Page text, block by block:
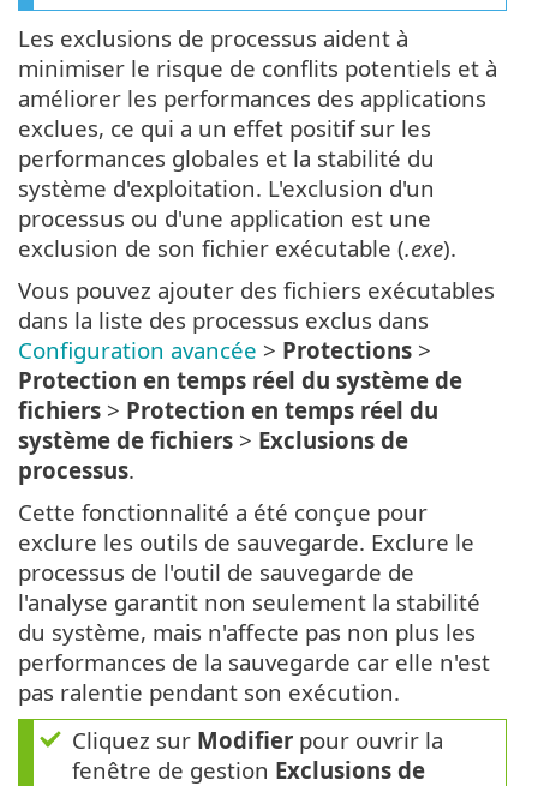
Les exclusions de processus aident à
minimiser le risque de conflits potentiels et à
améliorer les performances des applications
exclues, ce qui a un effet positif sur les
performances globales et la stabilité du
système d'exploitation. L'exclusion d'un
processus ou d'une application est une
exclusion de son fichier exécutable (.exe).
Vous pouvez ajouter des fichiers exécutables
dans la liste des processus exclus dans
Configuration avancée > Protections >
Protection en temps réel du système de
fichiers > Protection en temps réel du
système de fichiers > Exclusions de
processus.
Cette fonctionnalité a été conçue pour
exclure les outils de sauvegarde. Exclure le
processus de l'outil de sauvegarde de
l'analyse garantit non seulement la stabilité
du système, mais n'affecte pas non plus les
performances de la sauvegarde car elle n'est
pas ralentie pendant son exécution.
Cliquez sur Modifier pour ouvrir la
fenêtre de gestion Exclusions de